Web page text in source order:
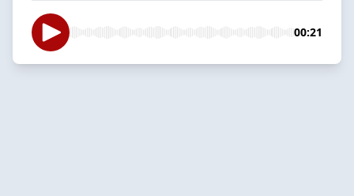
00:21